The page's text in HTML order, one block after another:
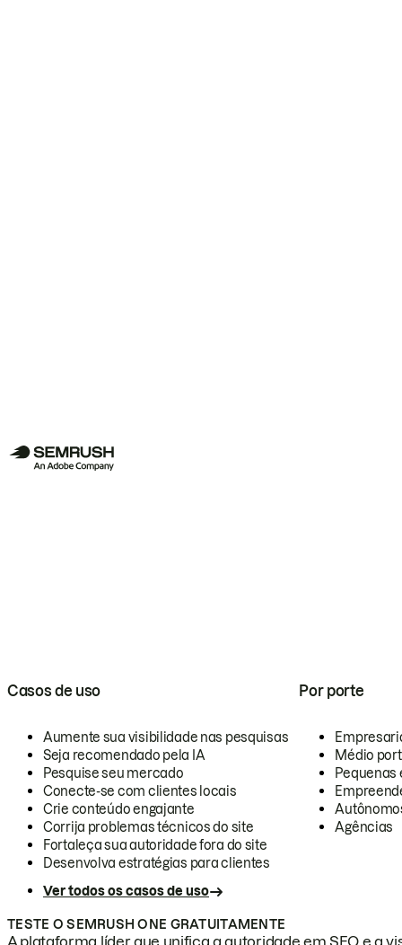
Casos de uso
Aumente sua visibilidade nas pesquisas
Seja recomendado pela IA
Pesquise seu mercado
Conecte-se com clientes locais
Crie conteúdo engajante
Corrija problemas técnicos do site
Fortaleça sua autoridade fora do site
Desenvolva estratégias para clientes
Ver todos os casos de uso
Por porte
Médio
Pequenas
Agências
TESTE O SEMRUSH ONE GRATUITAMENTE
A plataforma líder que unifica a autoridade em SEO e a